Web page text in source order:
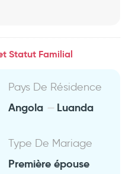
Statut Familial
Pays De Résidence
Angola Luanda
Type De Mariage
Première épouse